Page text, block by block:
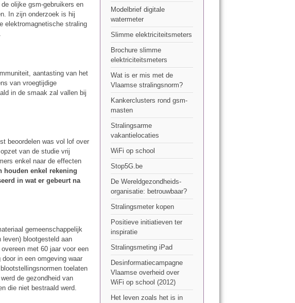
olijke gsm-gebruikers en
In zijn onderzoek is hij
elektromagnetische straling
aantasting van het
van vroegtijdige
in de smaak zal vallen bij
beoordelen was vol lof over
van de studie vrij
enkel naar de effecten
enkel rekening
in wat er gebeurt na
gemeenschappelijk
leven) blootgesteld aan
met 60 jaar voor een
in een omgeving waar
toelaten
de gezondheid van
die niet bestraald werd.
Modelbrief digitale
watermeter
Slimme elektriciteitsmeters
Brochure slimme
elektriciteitsmeters
Wat is er mis met de
Vlaamse stralingsnorm?
Kankerclusters rond gsm-
masten
Stralingsarme
vakantielocaties
WiFi op school
Stop5G.be
De Wereldgezondheids-
organisatie: betrouwbaar?
Stralingsmeter kopen
Positieve initiatieven ter
inspiratie
Stralingsmeting iPad
Desinformatiecampagne
Vlaamse overheid over
WiFi op school (2012)
Het leven zoals het is in